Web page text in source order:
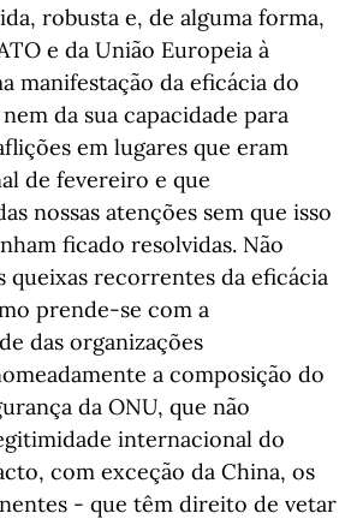
robusta e, de alguma forma,
e da União Europeia à
manifestação da eficácia do
da sua capacidade para
em lugares que eram
de fevereiro e que
nossas atenções sem que isso
ficado resolvidas. Não
queixas recorrentes da eficácia
prende-se com a
das organizações
a composição do
da ONU, que não
internacional do
com exceção da China, os
- que têm direito de vetar